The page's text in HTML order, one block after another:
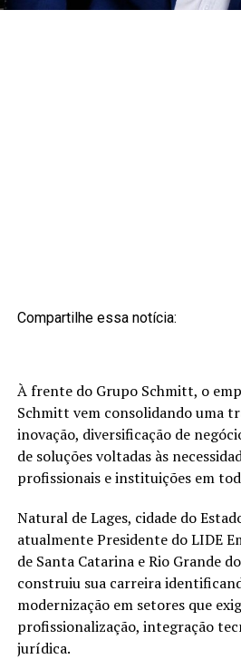
Compartilhe essa notícia:
À frente do Grupo Schmitt, o
Schmitt vem consolidando uma
inovação, diversificação de
de soluções voltadas às
profissionais e instituições em
Natural de Lages, cidade do
atualmente Presidente do LIDE
de Santa Catarina e Rio Grande
construiu sua carreira
modernização em setores que
profissionalização, integração
jurídica.